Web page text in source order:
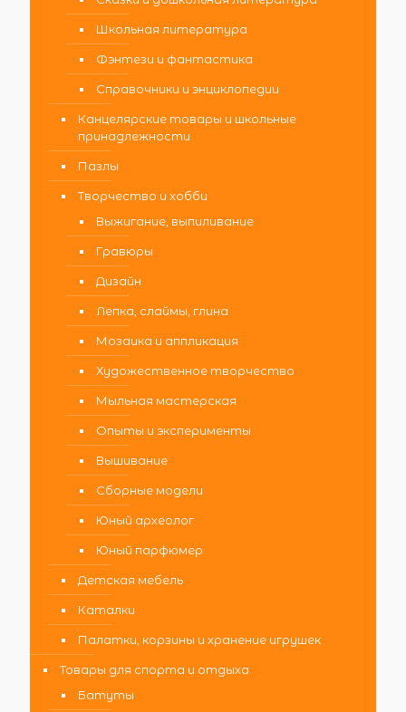
Школьная литература
Фэнтези и фантастика
Справочники и энциклопедии
Канцелярские товары и школьные
принадлежности
Пазлы
Творчество и хобби
Выжигание, выпиливание
Гравюры
Дизайн
Лепка, слаймы, глина
Мозаика и аппликация
Художественное творчество
Мыльная мастерская
Опыты и эксперименты
Вышивание
Сборные модели
Юный археолог
Юный парфюмер
Детская мебель
Каталки
Палатки, корзины и хранение игрушек
Товары для спорта и отдыха
Батуты